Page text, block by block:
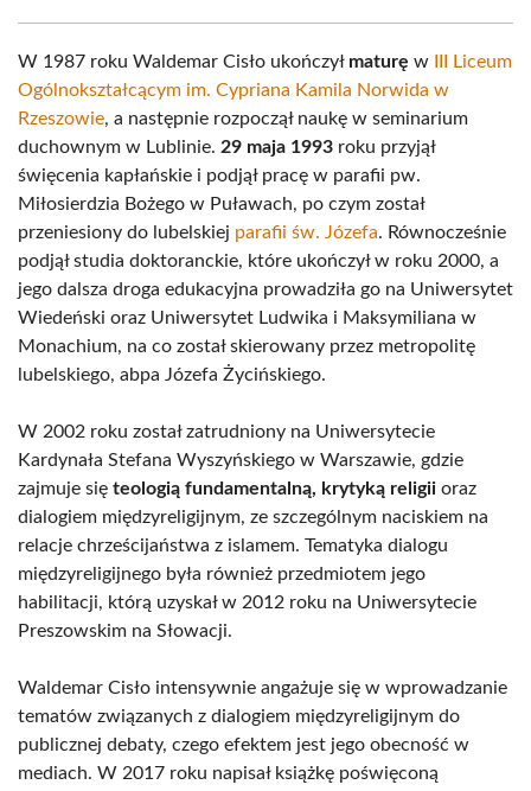
W 1987 roku Waldemar Cisło ukończył maturę w
III Liceum
Ogólnokształcącym im. Cypriana Kamila Norwida w
Rzeszowie, a następnie rozpoczął naukę w seminarium
duchownym w Lublinie. 29 maja 1993 roku przyjął
święcenia kapłańskie i podjął pracę w parafii pw.
Miłosierdzia Bożego w Puławach, po czym został
przeniesiony do lubelskiej parafii św. Józefa. Równocześnie
podjął studia doktoranckie, które ukończył w roku 2000, a
jego dalsza droga edukacyjna prowadziła go na Uniwersytet
Wiedeński oraz Uniwersytet Ludwika i Maksymiliana w
Monachium, na co został skierowany przez metropolitę
lubelskiego, abpa Józefa Życińskiego.
W 2002 roku został zatrudniony na Uniwersytecie
Kardynała Stefana Wyszyńskiego w Warszawie, gdzie
zajmuje się teologią fundamentalną, krytyką religii oraz
dialogiem międzyreligijnym, ze szczególnym naciskiem na
relacje chrześcijaństwa z islamem. Tematyka dialogu
międzyreligijnego była również przedmiotem jego
habilitacji, którą uzyskał w 2012 roku na Uniwersytecie
Preszowskim na Słowacji.
Waldemar Cisło intensywnie angażuje się w wprowadzanie
tematów związanych z dialogiem międzyreligijnym do
publicznej debaty, czego efektem jest jego obecność w
mediach. W 2017 roku napisał książkę poświęconą